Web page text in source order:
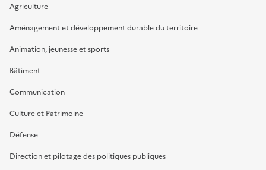
Agriculture
Aménagement et développement durable du territoire
Animation, jeunesse et sports
Bâtiment
Communication
Culture et Patrimoine
Défense
Direction et pilotage des politiques publiques